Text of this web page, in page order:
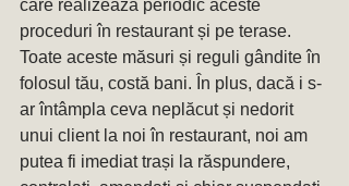
care realizează periodic aceste
proceduri în restaurant și pe terase.
Toate aceste măsuri și reguli gândite în
folosul tău, costă bani. În plus, dacă i s-
ar întâmpla ceva neplăcut și nedorit
unui client la noi în restaurant, noi am
putea fi imediat trași la răspundere,